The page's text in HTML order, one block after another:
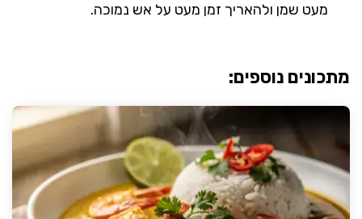
מעט שמן ולהאריך זמן מעט על אש נמוכה.
מתכונים נוספים: